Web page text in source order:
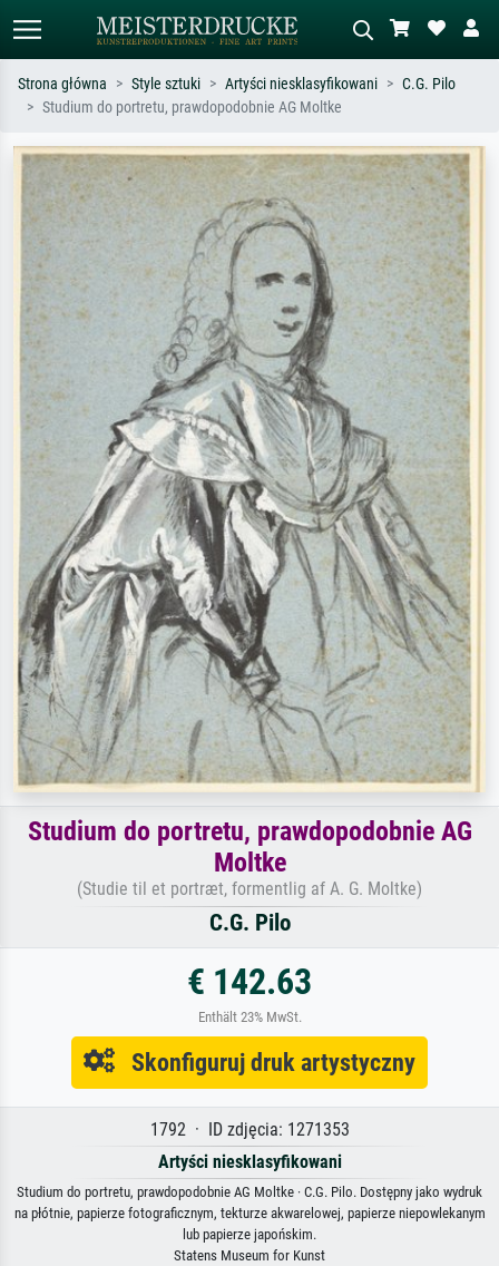
Szukaj wg artysty, tytułu lub stylu – np.
Monet, Gwiaździsta noc,
impresjonizm, fala Hokusaia, akt.
Opisz scenę – np. zielona łąka,
abstrakcja z czerwienią, ciemny olej,
stojący akt obok drzewa.
Strona główna Style sztuki Artyści niesklasyfikowani
C.G. Pilo
Studium do portretu, prawdopodobnie AG Moltke
Studium do portretu, prawdopodobnie AG
Moltke
(Studie til et portræt, formentlig af A. G. Moltke)
C.G. Pilo
€ 142.63
Enthält 23% MwSt.
Skonfiguruj druk artystyczny
1792 · ID zdjęcia: 1271353
Artyści niesklasyfikowani
Studium do portretu, prawdopodobnie AG Moltke · C.G. Pilo. Dostępny jako wydruk
na płótnie, papierze fotograficznym, tekturze akwarelowej, papierze niepowlekanym
lub papierze japońskim.
Statens Museum for Kunst